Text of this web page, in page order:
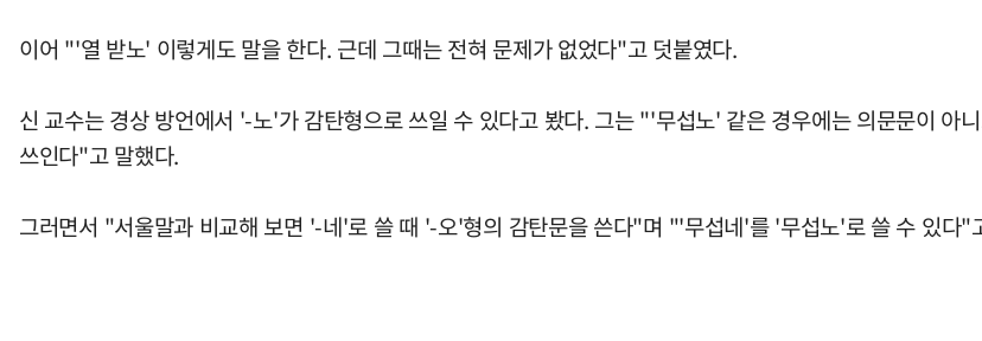
이어 "'열 받노' 이렇게도 말을 한다. 근데 그때는 전혀 문제가 없었다"고 덧붙였다.
신 교수는 경상 방언에서 '-노'가 감탄형으로 쓰일 수 있다고 봤다. 그는 "'무섭노' 같은 경우에는 의문문이
쓰인다"고 말했다.
그러면서 "서울말과 비교해 보면 '-네'로 쓸 때 '-오'형의 감탄문을 쓴다"며 "'무섭네'를 '무섭노'로 쓸 수 있다"